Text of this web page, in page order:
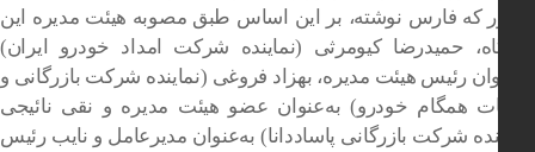
که فارس نوشته، بر این اساس طبق مصوبه هیئت مدیره این
حمیدرضا کیومرثی (نماینده شرکت امداد خودرو ایران)
رئیس هیئت مدیره، بهزاد فروغی (نماینده شرکت بازرگانی و
همگام خودرو) به‌عنوان عضو هیئت مدیره و نقی نائیجی
شرکت بازرگانی پاساددانا) به‌عنوان مدیرعامل و نایب رئیس